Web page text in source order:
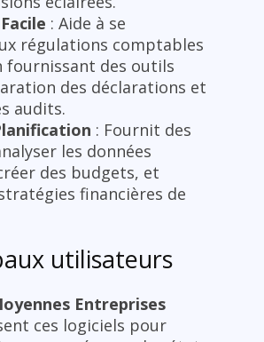
: Aide à se
régulations comptables
fournissant des outils
des déclarations et
audits.
: Fournit des
les données
des budgets, et
financières de
utilisateurs
Entreprises
ces logiciels pour